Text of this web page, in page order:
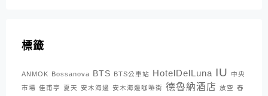
標籤
ANMOK Bossanova BTS BTS公車站 HotelDelLuna IU
中央
市場 佳甫亭 夏天 安木海邊 安木海邊咖啡街 德魯納酒店 放空 春